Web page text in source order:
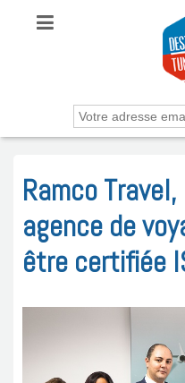
Ramco
agence de
être certifiée